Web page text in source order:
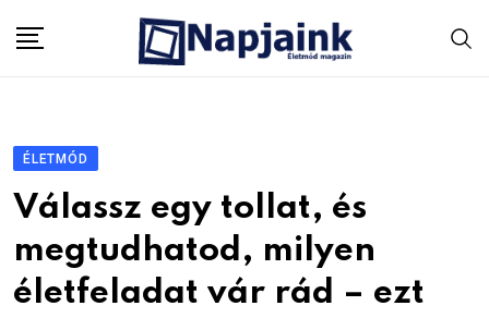
ÉLETMÓD
Válassz egy tollat, és
megtudhatod, milyen
életfeladat vár rád – ezt